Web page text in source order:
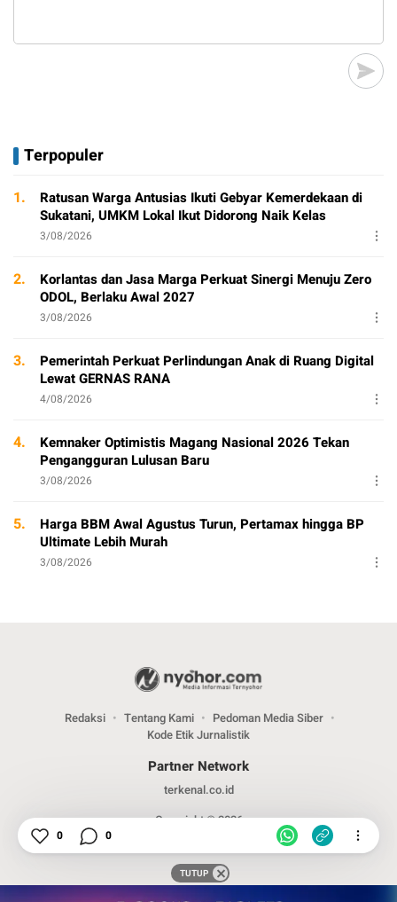
Terpopuler
1.
Ratusan Warga Antusias Ikuti Gebyar Kemerdekaan di
Sukatani, UMKM Lokal Ikut Didorong Naik Kelas
3/08/2026
2.
Korlantas dan Jasa Marga Perkuat Sinergi Menuju Zero
ODOL, Berlaku Awal 2027
3/08/2026
3.
Pemerintah Perkuat Perlindungan Anak di Ruang Digital
Lewat GERNAS RANA
4/08/2026
4.
Kemnaker Optimistis Magang Nasional 2026 Tekan
Pengangguran Lulusan Baru
3/08/2026
5.
Harga BBM Awal Agustus Turun, Pertamax hingga BP
Ultimate Lebih Murah
3/08/2026
Redaksi Tentang Kami
Pedoman Media Siber
Kode Etik Jurnalistik
Partner Network
terkenal.co.id
Copyright © 2026
0 0
TUTUP